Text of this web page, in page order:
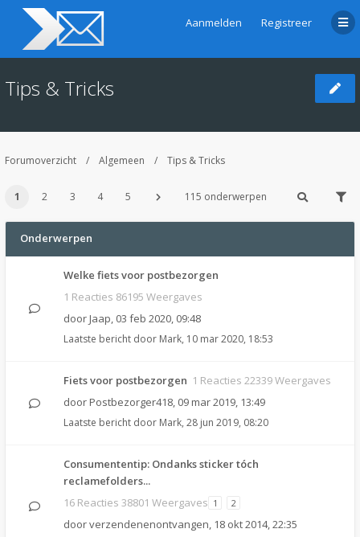
Aanmelden Registreer
Tips & Tricks
Forumoverzicht Algemeen Tips & Tricks
1 2 3 4 5 115 onderwerpen
Onderwerpen
Welke fiets voor postbezorgen
1 Reacties 86195 Weergaves
door Jaap, 03 feb 2020, 09:48
Laatste bericht door Mark, 10 mar 2020, 18:53
Fiets voor postbezorgen 1 Reacties 22339 Weergaves
door Postbezorger418, 09 mar 2019, 13:49
Laatste bericht door Mark, 28 jun 2019, 08:20
Consumententip: Ondanks sticker tóch
reclamefolders...
16 Reacties 38801 Weergaves 1 2
doorverzendenenontvangen, 18 okt 2014, 22:35